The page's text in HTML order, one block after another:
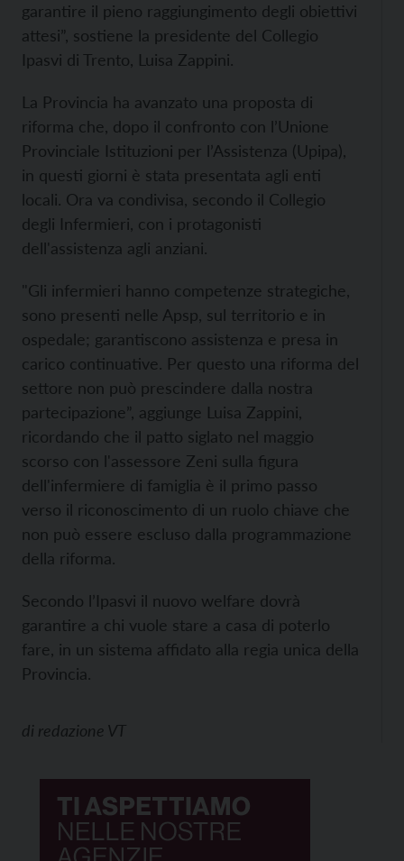
garantire il pieno raggiungimento degli obiettivi
attesi”, sostiene la presidente del Collegio
Ipasvi di Trento, Luisa Zappini.
La Provincia ha avanzato una proposta di
riforma che, dopo il confronto con l’Unione
Provinciale Istituzioni per l’Assistenza (Upipa),
in questi giorni è stata presentata agli enti
locali. Ora va condivisa, secondo il Collegio
degli Infermieri, con i protagonisti
dell'assistenza agli anziani.
"Gli infermieri hanno competenze strategiche,
sono presenti nelle Apsp, sul territorio e in
ospedale; garantiscono assistenza e presa in
carico continuative. Per questo una riforma del
settore non può prescindere dalla nostra
partecipazione”, aggiunge Luisa Zappini,
ricordando che il patto siglato nel maggio
scorso con l'assessore Zeni sulla figura
dell'infermiere di famiglia è il primo passo
verso il riconoscimento di un ruolo chiave che
non può essere escluso dalla programmazione
della riforma.
Secondo l’Ipasvi il nuovo welfare dovrà
garantire a chi vuole stare a casa di poterlo
fare, in un sistema affidato alla regia unica della
Provincia.
di redazione VT